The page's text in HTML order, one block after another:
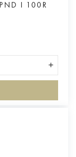
I 100R